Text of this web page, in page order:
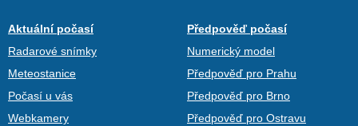
Aktuální počasí
Radarové snímky
Meteostanice
Počasí u vás
Webkamery
Předpověď počasí
Numerický model
Předpověď pro Prahu
Předpověď pro Brno
Předpověď pro Ostravu